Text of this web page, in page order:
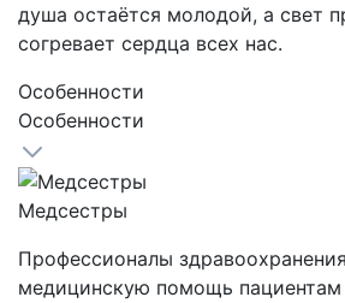
душа остаётся молодой, а свет
согревает сердца всех нас.
Особенности
Особенности
Медсестры
Профессионалы
медицинскую помощь